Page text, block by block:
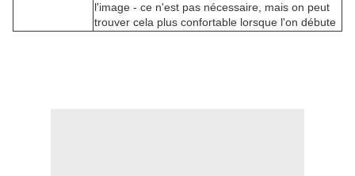
l'image - ce n'est pas nécessaire, mais on peut
trouver cela plus confortable lorsque l'on débute